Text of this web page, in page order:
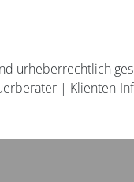
urheberrechtlich
| Klienten-